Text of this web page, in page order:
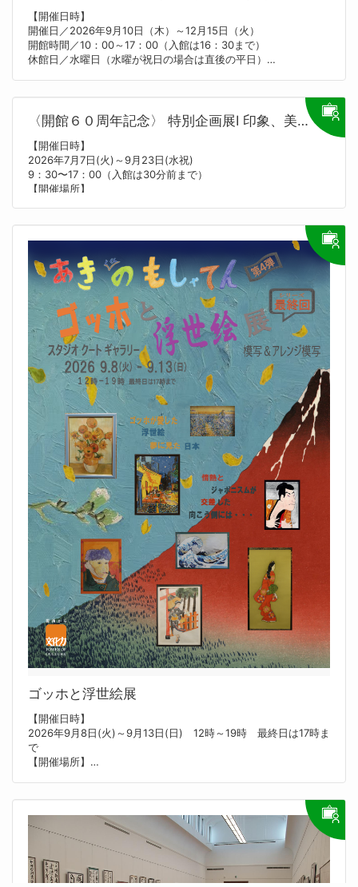
【開催日時】
開催日／2026年9月10日（木）～12月15日（火）
開館時間／10：00～17：00（入館は16：30まで）
休館日／水曜日（水曜が祝日の場合は直後の平日）
オーストラリア最北部のパプアニューギニア国境沿いに位置し、
独自の文化をもつ先住民がくらすトレス海峡。
近年、ゼナドスケスとも呼ばれるこの地は、明治時代に日本人が
移住し、大規模なコミュニティを築いた場所です。そのなかには
真珠貝を求めて海を渡った人びともおり、日本と非常に縁の深い
地域となっています。
くらしが様変わりする姿を紹介します。これらの記録は、現在で
は現地の先住民にとってもみずからの過去を知る貴重な資料とな
っています。写真を通じて、いまもなお続く日本と現地社会との
温かな絆や、歴史を未来へつなぐ取り組みを紹介します。
【主催者】
国立民族学博物館
【お問い合わせ先】
国立民族学博物館 企画課 展示企画係
06-6878-8223
tenjik@minpaku.ac.jp
【Webサイト】
https://www.minpaku.ac.jp/ai1ec_event/69812
【外国語対応】
英語
〈開館６０周年記念〉 特別企画展Ⅰ 印象、美術館をつ
【開催日時】
2026年7月7日(火)～9月23日(水祝)
9：30〜17：00（入館は30分前まで）
【開催場所】
昭和41年（1966）、日本画家・堂本印象は、堂本美術館（現・
京都府立堂本印象美術館）を開館させました。外観から内装まで
自らデザインを手掛けた空間は、印象の美意識で貫かれ、美術館
そのものが作品となっています。
開館60周年を記念し美術館誕生の軌跡を辿る展覧会を開催しま
す。
【料金】
一般600円（480円)、高大生450円（360円）、65歳以上300円
（240円）＊要公的証明
＊（）内は20名以上の団体料金。
＊中学生以下無料。障害者手帳をご提示の方（介護者1名を含
む）は無料。
【主催者】
京都府、京都府立堂本印象美術館、京都新聞
【お問い合わせ先】
京都府立堂本印象美術館
075-463-0007
museum@d-insho.jp
【Webサイト】
https://insho-domoto.com/exhibitions/
【バリアフリー対応】
車いす
ゴッホと浮世絵展
【開催日時】
2026年9月8日(火)～9月13日(日) 12時～19時 最終日は17時ま
で
【開催場所】
あき（とくん）のもしゃてんシリーズ第４弾＆シリーズ最終
回！！
『ゴッホと浮世絵展』
美術をこよなく愛する１１歳の主催者が、小学生から80歳代ま
で幅広い年齢層の作品を集めた展覧会。
毎年、子ども達の素直な感性に感動する人続出！大好評の美術展